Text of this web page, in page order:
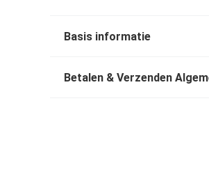
Basis informatie
Betalen & Verzenden